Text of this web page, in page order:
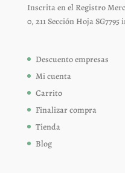
Inscrita en el Registro
0, 211 Sección Hoja SG7795
Descuento empresas
Mi cuenta
Carrito
Finalizar compra
Tienda
Blog